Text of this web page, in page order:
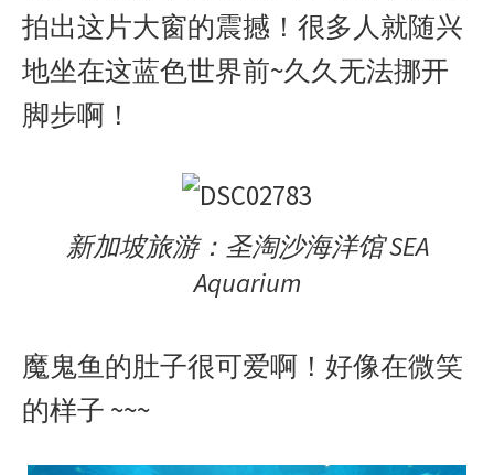
拍出这片大窗的震撼！很多人就随兴
地坐在这蓝色世界前~久久无法挪开
脚步啊！
新加坡旅游：圣淘沙海洋馆 SEA
Aquarium
魔鬼鱼的肚子很可爱啊！好像在微笑
的样子 ~~~